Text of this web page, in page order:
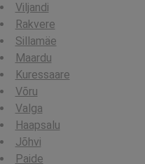
Viljandi
Rakvere
Sillamäe
Maardu
Kuressaare
Võru
Valga
Haapsalu
Jõhvi
Paide